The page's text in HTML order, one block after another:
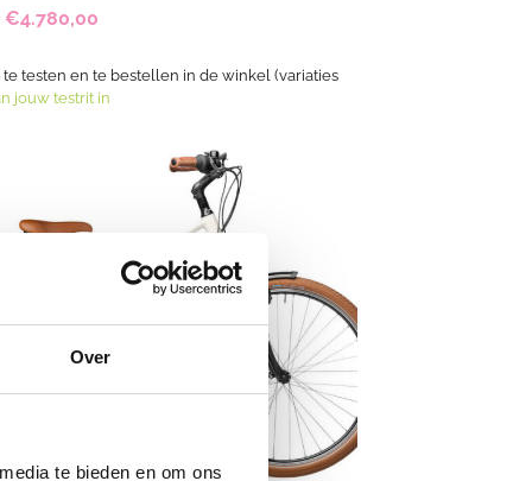
Over
te bieden en om ons
Oorspronkelijke
€5.974,80.
€4.780,00Huidige
€4.780,00.
te testen en te bestellen in de winkel (variaties
jouw testrit in